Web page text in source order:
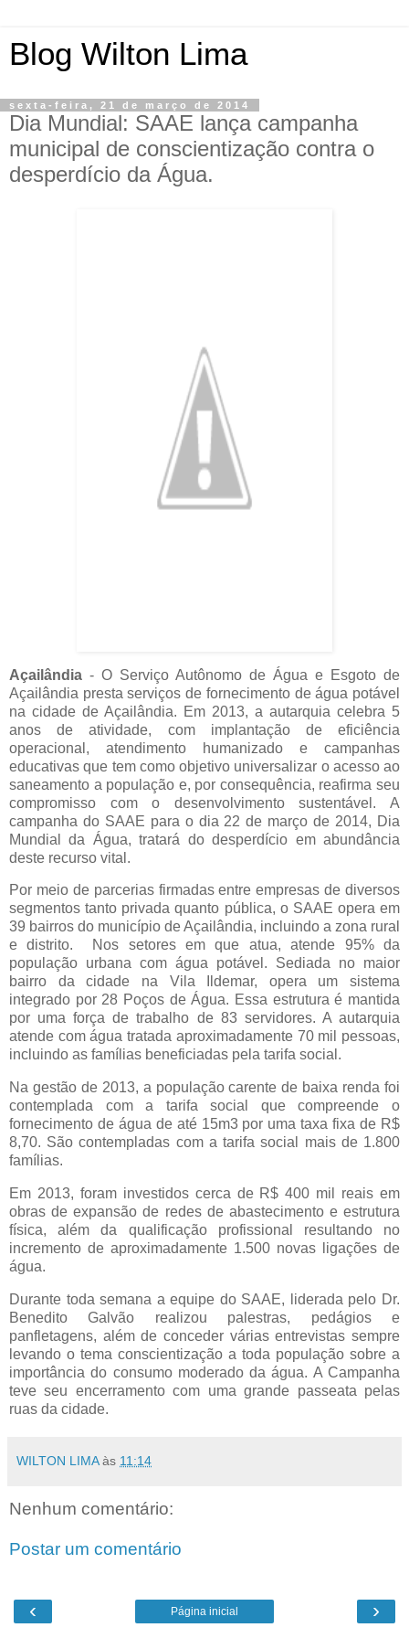
Blog Wilton Lima
sexta-feira, 21 de março de 2014
Dia Mundial: SAAE lança campanha
municipal de conscientização contra o
desperdício da Água.
Açailândia - O Serviço Autônomo de Água e Esgoto de
Açailândia presta serviços de fornecimento de água potável
na cidade de Açailândia. Em 2013, a autarquia celebra 5
anos de atividade, com implantação de eficiência
operacional, atendimento humanizado e campanhas
educativas que tem como objetivo universalizar o acesso ao
saneamento a população e, por consequência, reafirma seu
compromisso com o desenvolvimento sustentável. A
campanha do SAAE para o dia 22 de março de 2014, Dia
Mundial da Água, tratará do desperdício em abundância
deste recurso vital.
Por meio de parcerias firmadas entre empresas de diversos
segmentos tanto privada quanto pública, o SAAE opera em
39 bairros do município de Açailândia, incluindo a zona rural
e distrito. Nos setores em que atua, atende 95% da
população urbana com água potável. Sediada no maior
bairro da cidade na Vila Ildemar, opera um sistema
integrado por 28 Poços de Água. Essa estrutura é mantida
por uma força de trabalho de 83 servidores. A autarquia
atende com água tratada aproximadamente 70 mil pessoas,
incluindo as famílias beneficiadas pela tarifa social.
Na gestão de 2013, a população carente de baixa renda foi
contemplada com a tarifa social que compreende o
fornecimento de água de até 15m3 por uma taxa fixa de R$
8,70. São contempladas com a tarifa social mais de 1.800
famílias.
Em 2013, foram investidos cerca de R$ 400 mil reais em
obras de expansão de redes de abastecimento e estrutura
física, além da qualificação profissional resultando no
incremento de aproximadamente 1.500 novas ligações de
água.
Durante toda semana a equipe do SAAE, liderada pelo Dr.
Benedito Galvão realizou palestras, pedágios e
panfletagens, além de conceder várias entrevistas sempre
levando o tema conscientização a toda população sobre a
importância do consumo moderado da água. A Campanha
teve seu encerramento com uma grande passeata pelas
ruas da cidade.
WILTON LIMA às 11:14
Nenhum comentário:
Postar um comentário
‹ ›
Página inicial